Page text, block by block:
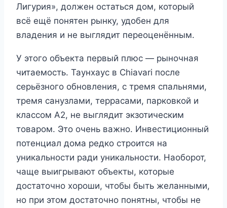
Лигурия», должен остаться дом, который
всё ещё понятен рынку, удобен для
владения и не выглядит переоценённым.
У этого объекта первый плюс — рыночная
читаемость. Таунхаус в Chiavari после
серьёзного обновления, с тремя спальнями,
тремя санузлами, террасами, парковкой и
классом A2, не выглядит экзотическим
товаром. Это очень важно. Инвестиционный
потенциал дома редко строится на
уникальности ради уникальности. Наоборот,
чаще выигрывают объекты, которые
достаточно хороши, чтобы быть желанными,
но при этом достаточно понятны, чтобы не